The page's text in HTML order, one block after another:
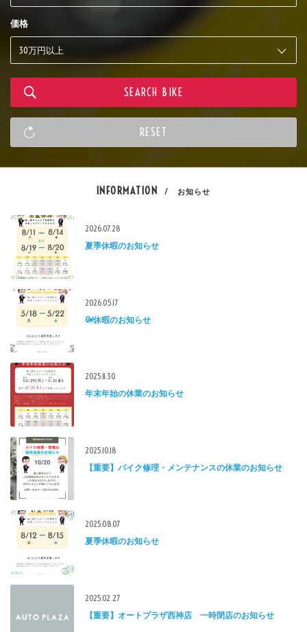
価格
INFORMATION / お知らせ
2026.07.28
夏季休暇のお知らせ
2026.05.17
GW休暇のお知らせ
2025.11.30
年末年始の休業のお知らせ
2025.10.18
【重要】バイク修理・メンテナンスの休業のお知らせ
2025.08.07
夏季休暇のお知らせ
2025.02.27
【重要】オートプラザ西神店 一時閉店のお知らせ